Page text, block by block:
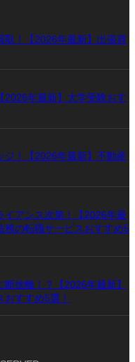
取！【2026年最新】出張買
2026年最新】大学受験おす
ジ！【2026年最新】不動産
イアンス次第！【2026年最
務の転職サービスおすすめ5
捨離！？【2026年最新】
すすめ5選！